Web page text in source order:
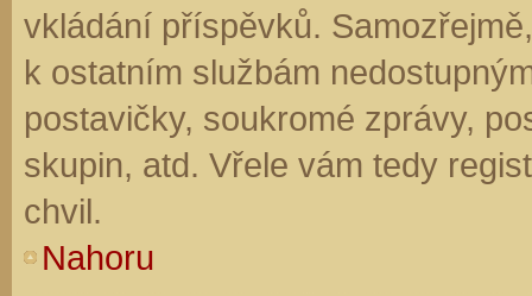
vkládání příspěvků.
k ostatním službám
postavičky, soukromé zprávy,
skupin, atd. Vřele vám tedy
chvil.
Nahoru